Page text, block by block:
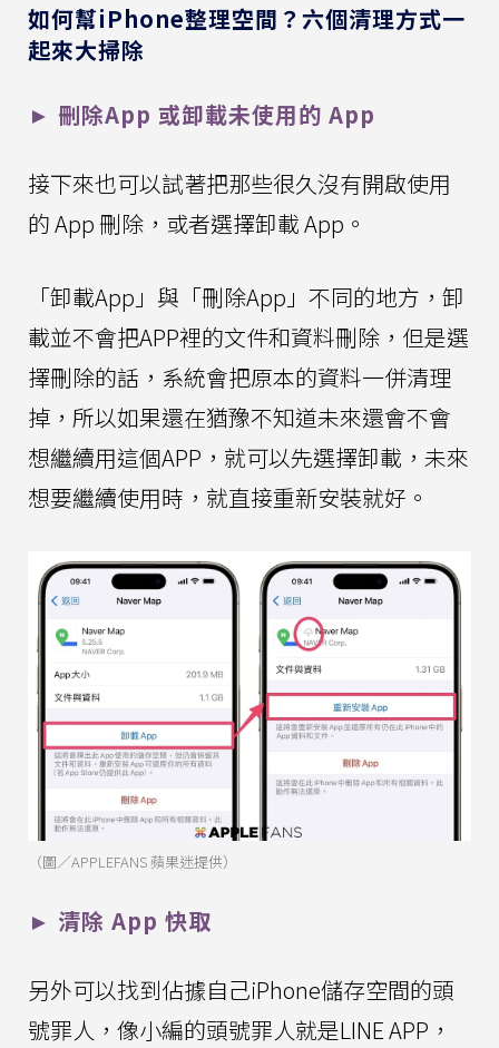
如何幫iPhone整理空間？六個清理方式一
起來大掃除
► 刪除App 或卸載未使用的 App
接下來也可以試著把那些很久沒有開啟使用
的 App 刪除，或者選擇卸載 App。
「卸載App」與「刪除App」不同的地方，卸
載並不會把APP裡的文件和資料刪除，但是選
擇刪除的話，系統會把原本的資料一併清理
掉，所以如果還在猶豫不知道未來還會不會
想繼續用這個APP，就可以先選擇卸載，未來
想要繼續使用時，就直接重新安裝就好。
（圖／APPLEFANS 蘋果迷提供）
► 清除 App 快取
另外可以找到佔據自己iPhone儲存空間的頭
號罪人，像小編的頭號罪人就是LINE APP，